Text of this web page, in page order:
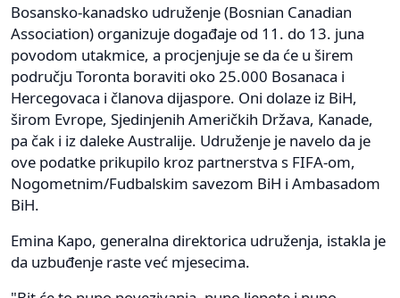
Bosansko-kanadsko udruženje (Bosnian Canadian
Association) organizuje događaje od 11. do 13. juna
povodom utakmice, a procjenjuje se da će u širem
području Toronta boraviti oko 25.000 Bosanaca i
Hercegovaca i članova dijaspore. Oni dolaze iz BiH,
širom Evrope, Sjedinjenih Američkih Država, Kanade,
pa čak i iz daleke Australije. Udruženje je navelo da je
ove podatke prikupilo kroz partnerstva s FIFA-om,
Nogometnim/Fudbalskim savezom BiH i Ambasadom
BiH.
Emina Kapo, generalna direktorica udruženja, istakla je
da uzbuđenje raste već mjesecima.